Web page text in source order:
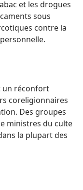
et les drogues
sous
contre la
un réconfort
coreligionnaires
Des groupes
ministres du culte
la plupart des